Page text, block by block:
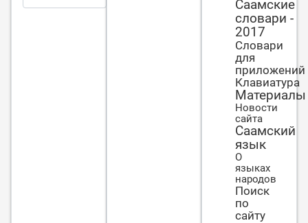
Саамские
словари -
2017
Словари
для
приложений
Клавиатура
Материалы
Новости
сайта
Саамский
язык
О
языках
народов
Поиск
по
сайту